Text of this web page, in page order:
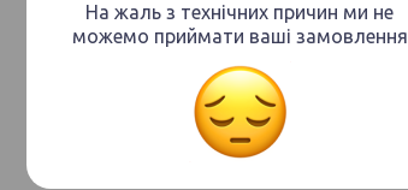
На жаль з технічних причин ми не
можемо приймати ваші замовлення